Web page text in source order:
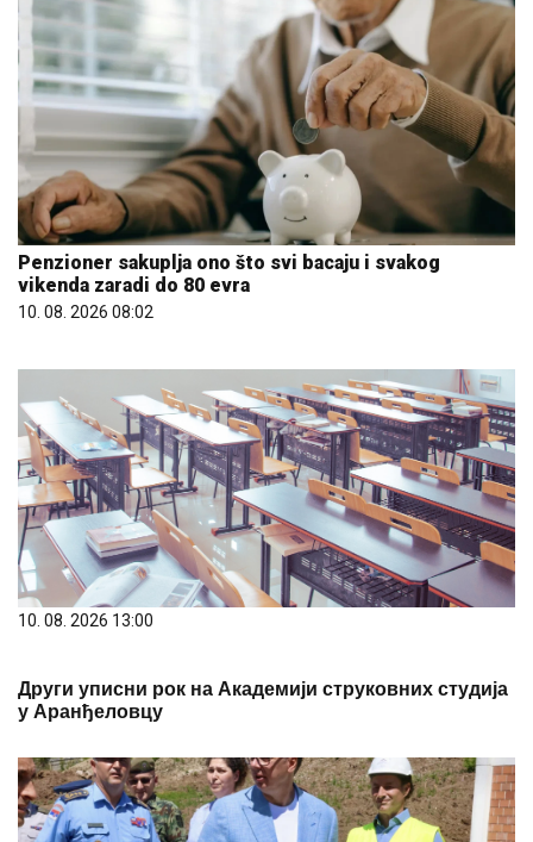
Penzioner sakuplja ono što svi bacaju i svakog
vikenda zaradi do 80 evra
10. 08. 2026 08:02
10. 08. 2026 13:00
Други уписни рок на Академији струковних студија
у Аранђеловцу